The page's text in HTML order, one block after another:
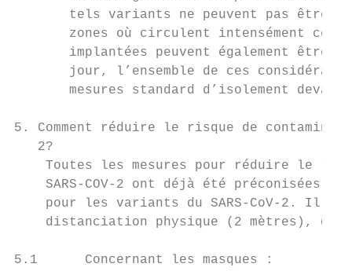
tels variants ne peuvent pas être
zones où circulent intensément ces
implantées peuvent également être
jour, l’ensemble de ces
mesures standard d’isolement
5. Comment réduire le risque de
   2?
Toutes les mesures pour réduire le
SARS-COV-2 ont déjà été préconisées
pour les variants du SARS-CoV-2. Il
distanciation physique (2 mètres), de
5.1      Concernant les masques :